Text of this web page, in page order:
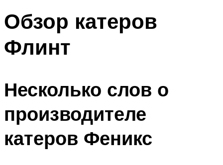
Обзор катеров
Флинт
Несколько слов о
производителе
катеров Феникс